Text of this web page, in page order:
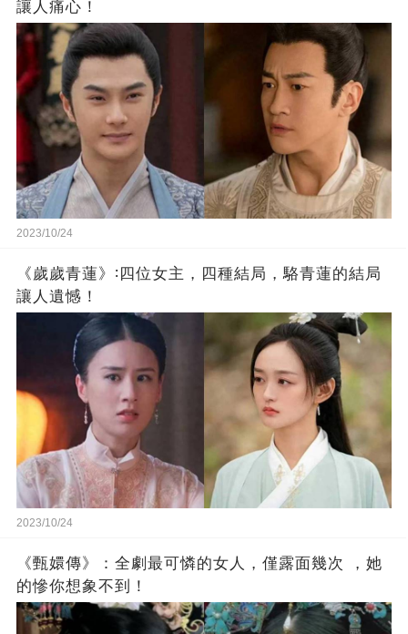
讓人痛心！
2023/10/24
《歲歲青蓮》∶四位女主，四種結局，駱青蓮的結局
讓人遺憾！
2023/10/24
《甄嬛傳》：全劇最可憐的女人，僅露面幾次 ，她
的慘你想象不到！